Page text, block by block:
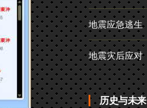
地震应急逃生
地震灾后应对
历史与未来